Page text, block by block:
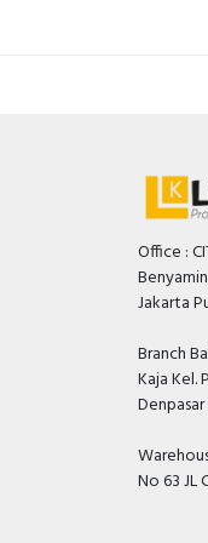
Office :
Jakarta
Branch
Kaja Kel.
No 63 JL